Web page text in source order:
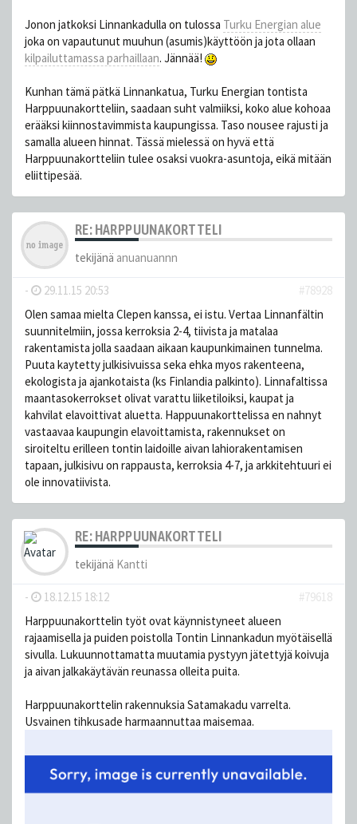
Jonon jatkoksi Linnankadulla on tulossa Turku Energian alue
joka on vapautunut muuhun (asumis)käyttöön ja jota ollaan
kilpailuttamassa parhaillaan. Jännää!
Kunhan tämä pätkä Linnankatua, Turku Energian tontista
Harppuunakortteliin, saadaan suht valmiiksi, koko alue kohoaa
erääksi kiinnostavimmista kaupungissa. Taso nousee rajusti ja
samalla alueen hinnat. Tässä mielessä on hyvä että
Harppuunakortteliin tulee osaksi vuokra-asuntoja, eikä mitään
eliittipesää.
RE: HARPPUUNAKORTTELI
tekijänä anuanuannn
- 29.11.15 20:53
#78928
Olen samaa mielta Clepen kanssa, ei istu. Vertaa Linnanfältin
suunnitelmiin, jossa kerroksia 2-4, tiivista ja matalaa
rakentamista jolla saadaan aikaan kaupunkimainen tunnelma.
Puuta kaytetty julkisivuissa seka ehka myos rakenteena,
ekologista ja ajankotaista (ks Finlandia palkinto). Linnafaltissa
maantasokerrokset olivat varattu liiketiloiksi, kaupat ja
kahvilat elavoittivat aluetta. Happuunakorttelissa en nahnyt
vastaavaa kaupungin elavoittamista, rakennukset on
siroiteltu erilleen tontin laidoille aivan lahiorakentamisen
tapaan, julkisivu on rappausta, kerroksia 4-7, ja arkkitehtuuri ei
ole innovatiivista.
RE: HARPPUUNAKORTTELI
tekijänä Kantti
- 18.12.15 18:12
#79618
Harppuunakorttelin työt ovat käynnistyneet alueen
rajaamisella ja puiden poistolla Tontin Linnankadun myötäisellä
sivulla. Lukuunnottamatta muutamia pystyyn jätettyjä koivuja
ja aivan jalkakäytävän reunassa olleita puita.
Harppuunakorttelin rakennuksia Satamakadu varrelta.
Usvainen tihkusade harmaannuttaa maisemaa.